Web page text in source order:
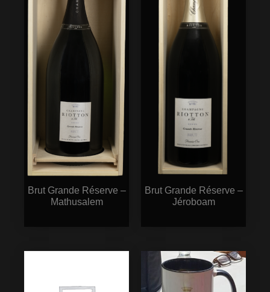
Brut Grande Réserve –
Mathusalem
Brut Grande Réserve –
Jéroboam